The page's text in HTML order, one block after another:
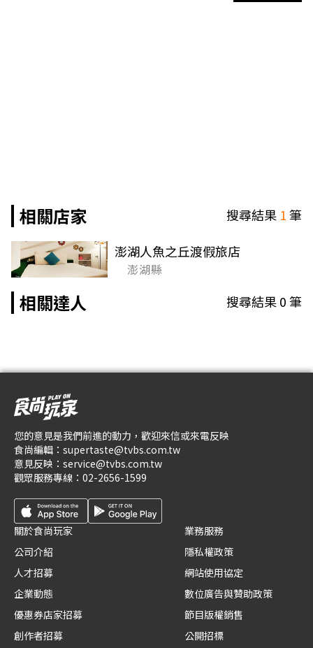
相關店家 搜尋結果 1筆
澎湖人魚之丘渡假旅店
澎湖縣
相關達人 搜尋結果0筆
您的意見是我們前進的動力，歡迎來信或來電反映
食尚編輯： supertaste@tvbs.com.tw
意見反映： service@tvbs.com.tw
觀眾服務專線： 02-2656-1599
關於食尚玩家
公司介紹
人才招募
企業動態
優惠券店家招募
創作者招募
業務服務
隱私權政策
網站使用協定
數位廣告與贊助政策
節目版權銷售
公開招標